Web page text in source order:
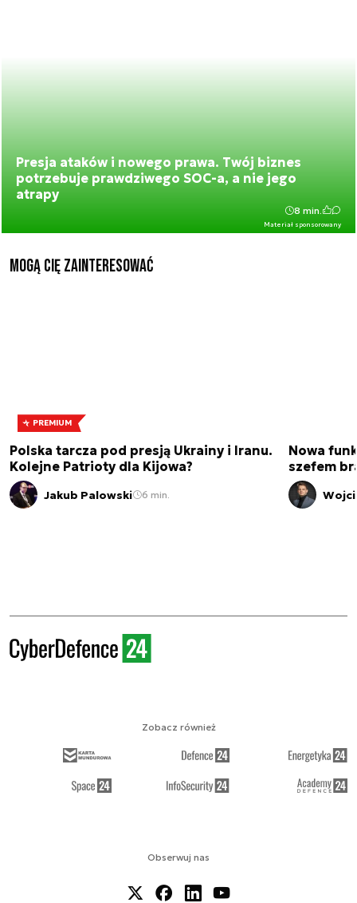
Presja ataków i nowego prawa. Twój biznes
potrzebuje prawdziwego SOC-a, a nie jego
atrapy
Materiał sponsorowany
8 min.
Mogą Cię zainteresować
PREMIUM
Polska tarcza pod presją Ukrainy i Iranu.
Kolejne Patrioty dla Kijowa?
Jakub Palowski 6 min.
Nowa
szefem
Obserwuj nas
Zobacz również